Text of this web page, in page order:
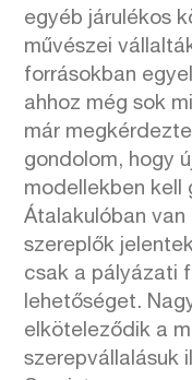
egyéb járulékos
művészei
forrásokban
ahhoz még sok
már
gondolom, hogy
modellekben kell
Átalakulóban
szereplők
csak a pályázati
lehetőséget.
elköteleződik a
szerepvállalásuk